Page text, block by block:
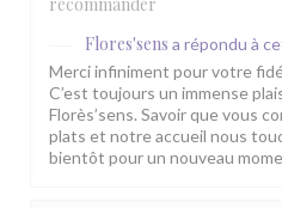
Flores'sens a répondu à
Merci infiniment pour votre
C’est toujours un immense
Florès’sens. Savoir que vous
plats et notre accueil nous
bientôt pour un nouveau